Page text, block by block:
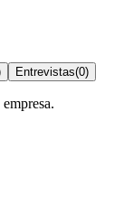
Entrevistas(0)